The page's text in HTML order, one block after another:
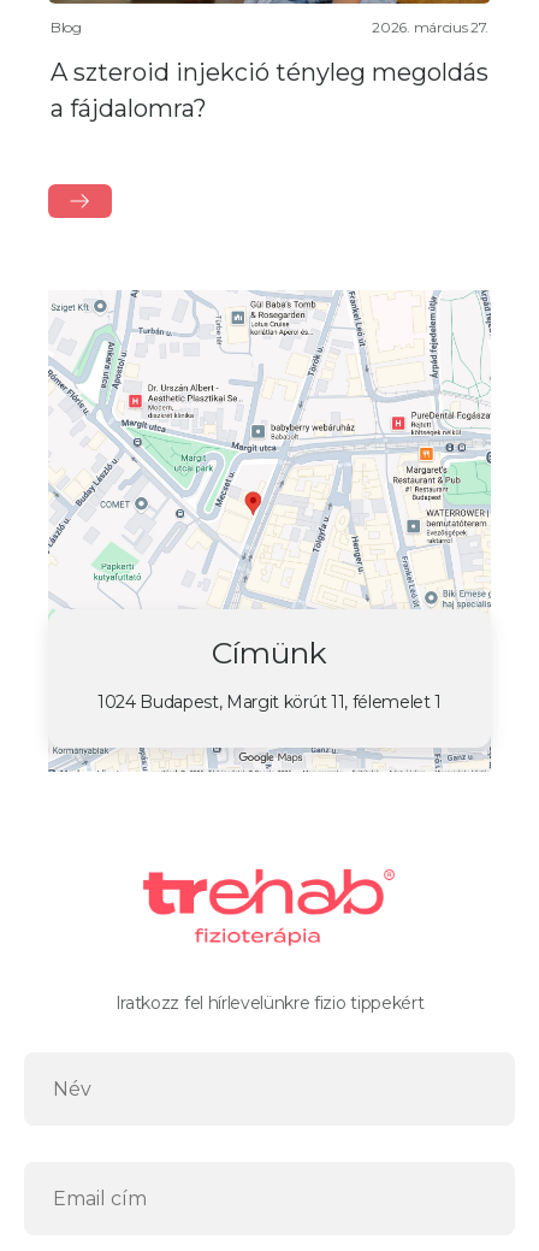
Blog 2026. március 27.
A szteroid injekció tényleg megoldás
a fájdalomra?
Címünk
1024 Budapest, Margit körút 11, félemelet 1
Iratkozz fel hírlevelünkre fizio tippekért